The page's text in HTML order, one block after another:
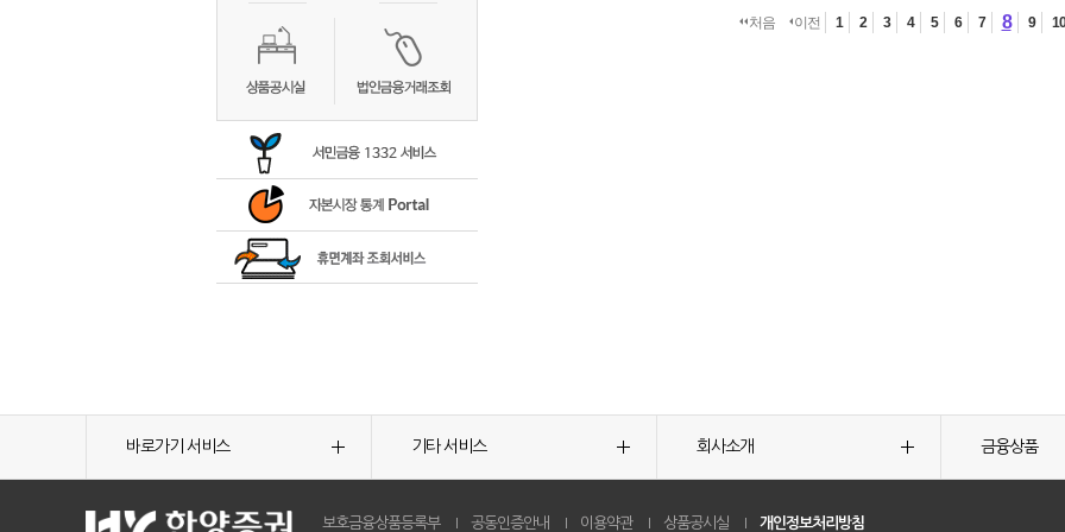
처음 이전 1 2 3 4 5 6 7 8 9 10
바로가기 서비스 기타 서비스 회사소개 금융상품
보호금융상품등록부 공동인증안내 이용약관 상품공시실 개인정보처리방침